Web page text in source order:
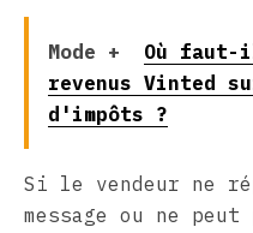
Mode +
Où faut-
revenus Vinted
d'impôts ?
Si le vendeur ne
message ou ne